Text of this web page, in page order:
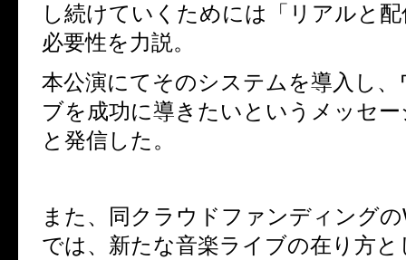
し続けていくためには「リアルと
必要性を力説。
本公演にてそのシステムを導入し
ブを成功に導きたいというメッセ
と発信した。
また、同クラウドファンディングの
では、新たな音楽ライブの在り方